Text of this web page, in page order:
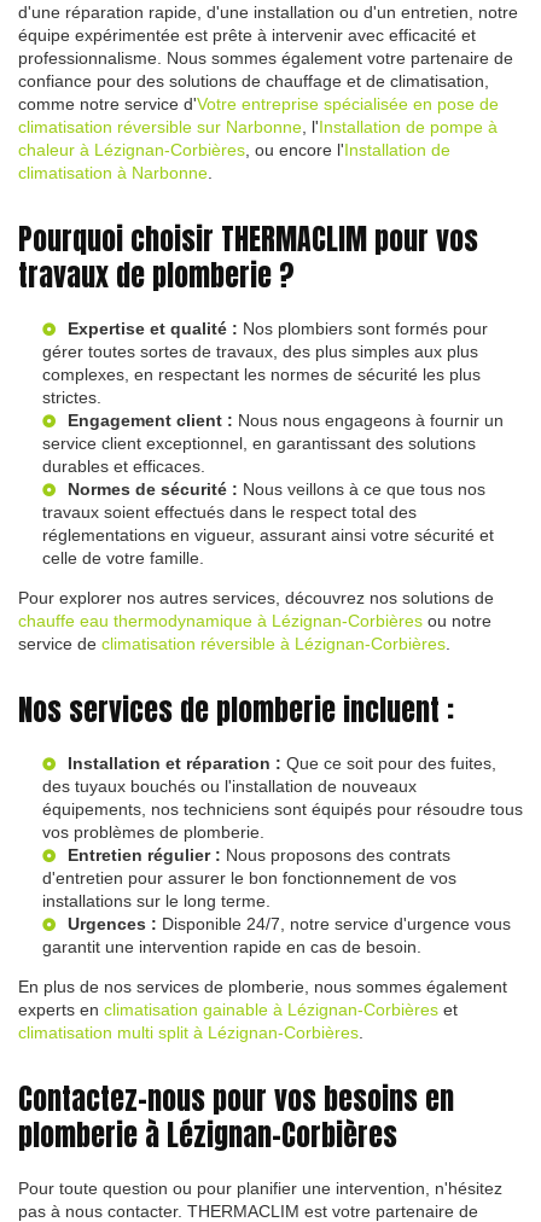
d'une réparation rapide, d'une installation ou d'un entretien, notre
équipe expérimentée est prête à intervenir avec efficacité et
professionnalisme. Nous sommes également votre partenaire de
confiance pour des solutions de chauffage et de climatisation,
comme notre service d'Votre entreprise spécialisée en pose de
climatisation réversible sur Narbonne , l'Installation de pompe à
chaleur à Lézignan-Corbières , ou encore l'Installation de
climatisation à Narbonne
Pourquoi choisir THERMACLIM pour vos
travaux de plomberie ?
Expertise et qualité : Nos plombiers sont formés pour
gérer toutes sortes de travaux, des plus simples aux plus
complexes, en respectant les normes de sécurité les plus
strictes.
Engagement client : Nous nous engageons à fournir un
service client exceptionnel, en garantissant des solutions
durables et efficaces.
Normes de sécurité : Nous veillons à ce que tous nos
travaux soient effectués dans le respect total des
réglementations en vigueur, assurant ainsi votre sécurité et
celle de votre famille.
Pour explorer nos autres services, découvrez nos solutions de
chauffe eau thermodynamique à Lézignan-Corbières ou notre
service de climatisation réversible à Lézignan-Corbières
Nos services de plomberie incluent :
Installation et réparation : Que ce soit pour des fuites,
des tuyaux bouchés ou l'installation de nouveaux
équipements, nos techniciens sont équipés pour résoudre tous
vos problèmes de plomberie.
Entretien régulier : Nous proposons des contrats
d'entretien pour assurer le bon fonctionnement de vos
installations sur le long terme.
Urgences : Disponible 24/7, notre service d'urgence vous
garantit une intervention rapide en cas de besoin.
En plus de nos services de plomberie, nous sommes également
experts en climatisation gainable à Lézignan-Corbières et
climatisation multi split à Lézignan-Corbières
Contactez-nous pour vos besoins en
plomberie à Lézignan-Corbières
Pour toute question ou pour planifier une intervention, n'hésitez
pas à nous contacter. THERMACLIM est votre partenaire de